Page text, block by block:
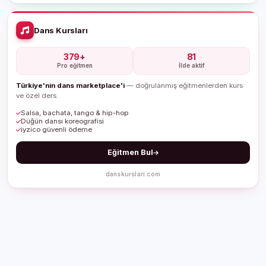
Dans Kursları
379+
Pro eğitmen
81
İlde aktif
Türkiye'nin dans marketplace'i — doğrulanmış eğitmenlerden kurs
ve özel ders.
Salsa, bachata, tango & hip-hop
Düğün dansı koreografisi
iyzico güvenli ödeme
Eğitmen Bul
danskurslari.com